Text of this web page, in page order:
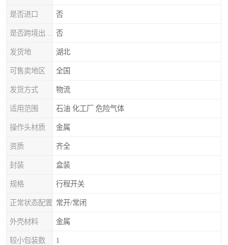
是否进口 否
否
发货地 湖北
可售卖地区 全国
发货方式 物流
适用范围 石油 化工厂 危险气体
操作头材质 金属
资质 齐全
封装 盒装
规格 行程开关
正常状态配置 常开/常闭
外壳材料 金属
较小包装数 1